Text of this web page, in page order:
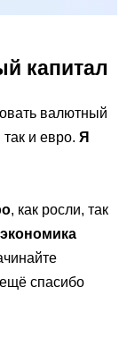
капитал
валютный
и евро. Я
, как росли, так
спасибо